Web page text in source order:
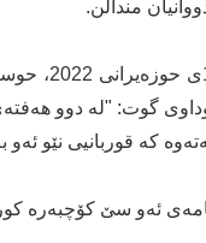
منداڵن.
رۆژی
گوت: "لە دوو
ئەو بەلەمەن کە 21-12-2021 لە سنوورە
ئەو سێ کۆچبەرە